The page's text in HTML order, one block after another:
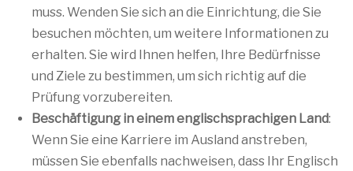
muss. Wenden Sie sich an die Einrichtung, die Sie
besuchen möchten, um weitere Informationen zu
erhalten. Sie wird Ihnen helfen, Ihre Bedürfnisse
und Ziele zu bestimmen, um sich richtig auf die
Prüfung vorzubereiten.
Beschäftigung in einem englischsprachigen Land:
Wenn Sie eine Karriere im Ausland anstreben,
müssen Sie ebenfalls nachweisen, dass Ihr Englisch